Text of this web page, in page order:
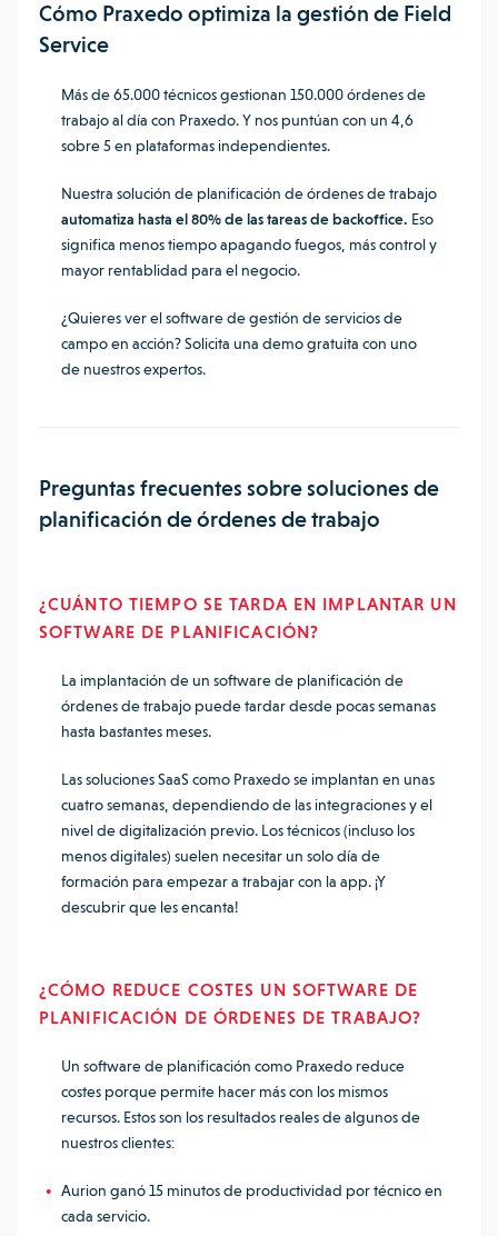
Cómo Praxedo optimiza la gestión de Field
Service
Más de 65.000 técnicos gestionan 150.000 órdenes de
trabajo al día con Praxedo. Y nos puntúan con un 4,6
sobre 5 en plataformas independientes.
Nuestra solución de planificación de órdenes de trabajo
automatiza hasta el 80% de las tareas de backoffice. Eso
significa menos tiempo apagando fuegos, más control y
mayor rentablidad para el negocio.
¿Quieres ver el software de gestión de servicios de
campo en acción? Solicita una demo gratuita con uno
de nuestros expertos.
Preguntas frecuentes sobre soluciones de
planificación de órdenes de trabajo
¿CUÁNTO TIEMPO SE TARDA EN IMPLANTAR UN
SOFTWARE DE PLANIFICACIÓN?
La implantación de un software de planificación de
órdenes de trabajo puede tardar desde pocas semanas
hasta bastantes meses.
Las soluciones SaaS como Praxedo se implantan en unas
cuatro semanas, dependiendo de las integraciones y el
nivel de digitalización previo. Los técnicos (incluso los
menos digitales) suelen necesitar un solo día de
formación para empezar a trabajar con la app. ¡Y
descubrir que les encanta!
¿CÓMO REDUCE COSTES UN SOFTWARE DE
PLANIFICACIÓN DE ÓRDENES DE TRABAJO?
Un software de planificación como Praxedo reduce
costes porque permite hacer más con los mismos
recursos. Estos son los resultados reales de algunos de
nuestros clientes:
Aurion ganó 15 minutos de productividad por técnico en
cada servicio.